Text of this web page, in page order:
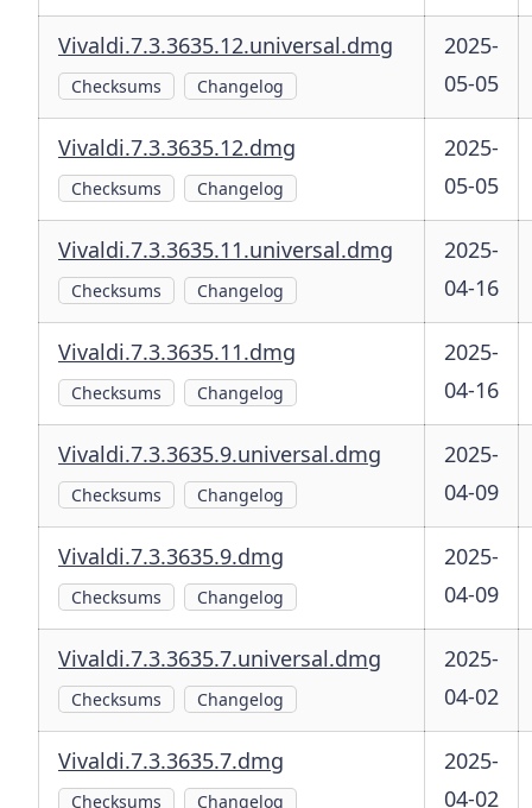
Vivaldi.7.3.3635.12.universal.dmg
Checksums Changelog
2025-
05-05
Vivaldi.7.3.3635.12.dmg
Checksums Changelog
2025-
05-05
Vivaldi.7.3.3635.11.universal.dmg
Checksums Changelog
2025-
04-16
Vivaldi.7.3.3635.11.dmg
Checksums Changelog
2025-
04-16
Vivaldi.7.3.3635.9.universal.dmg
Checksums Changelog
2025-
04-09
Vivaldi.7.3.3635.9.dmg
Checksums Changelog
2025-
04-09
Vivaldi.7.3.3635.7.universal.dmg
Checksums Changelog
2025-
04-02
Vivaldi.7.3.3635.7.dmg
Checksums Changelog
2025-
04-02